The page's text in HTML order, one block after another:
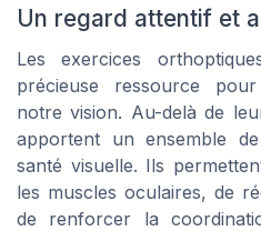
Un regard attentif et
Les exercices
précieuse ressource
notre vision. Au-delà de
apportent un ensemble
santé visuelle. Ils
les muscles oculaires, de
de renforcer la